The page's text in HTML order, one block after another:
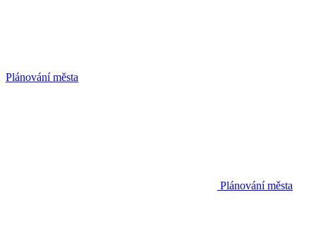
Plánování města
Plánování města